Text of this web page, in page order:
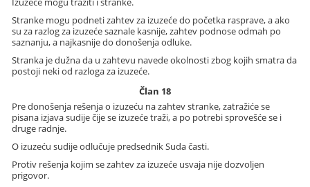
Stranke mogu podneti zahtev za izuzeće do početka rasprave, a ako
su za razlog za izuzeće saznale kasnije, zahtev podnose odmah po
saznanju, a najkasnije do donošenja odluke.
Stranka je dužna da u zahtevu navede okolnosti zbog kojih smatra da
postoji neki od razloga za izuzeće.
Član 18
Pre donošenja rešenja o izuzeću na zahtev stranke, zatražiće se
pisana izjava sudije čije se izuzeće traži, a po potrebi sprovešće se i
druge radnje.
O izuzeću sudije odlučuje predsednik Suda časti.
Protiv rešenja kojim se zahtev za izuzeće usvaja nije dozvoljen
prigovor.